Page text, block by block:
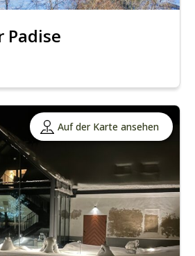
Padise
Auf der Karte ansehen